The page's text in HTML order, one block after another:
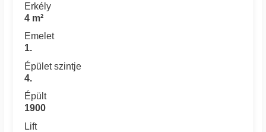
Erkély
4 m²
Emelet
1.
Épület szintje
4.
Épült
1900
Lift